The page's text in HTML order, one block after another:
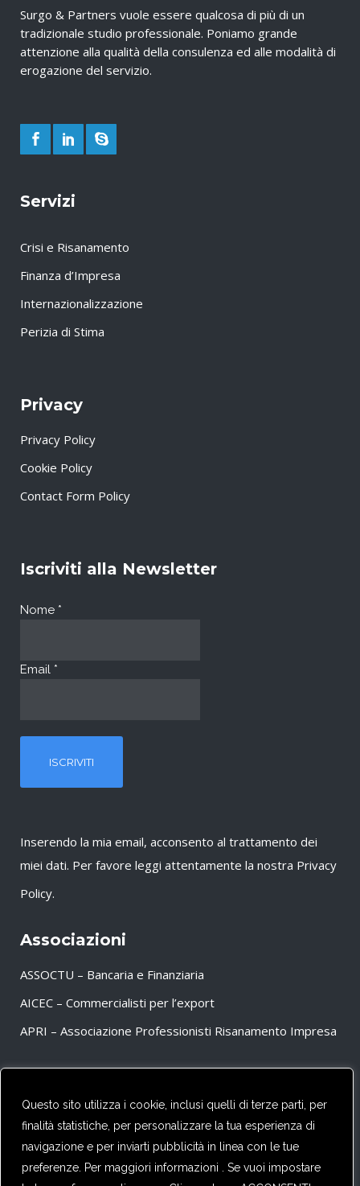
Questo sito utilizza i cookie, inclusi quelli di terze parti, per
finalità statistiche, per personalizzare la tua esperienza di
navigazione e per inviarti pubblicità in linea con le tue
preferenze. Per maggiori informazioni . Se vuoi impostare
Surgo & Partners vuole essere qualcosa di più di un
tradizionale studio professionale. Poniamo grande
attenzione alla qualità della consulenza ed alle modalità di
erogazione del servizio.
Servizi
Crisi e Risanamento
Finanza d’Impresa
Internazionalizzazione
Perizia di Stima
Privacy
Privacy Policy
Cookie Policy
Contact Form Policy
Iscriviti alla Newsletter
Nome *
Email *
Inserendo la mia email, acconsento al trattamento dei
miei dati. Per favore leggi attentamente la nostra Privacy
Policy.
Associazioni
ASSOCTU – Bancaria e Finanziaria
AICEC – Commercialisti per l’export
APRI – Associazione Professionisti Risanamento Impresa
Partner
CFE – TAX ADVISERS EUROPE